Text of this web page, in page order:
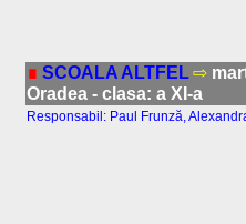
∎ SCOALA ALTFEL ⇨
Oradea - clasa: a XI-a
Responsabil: Paul Frunză,